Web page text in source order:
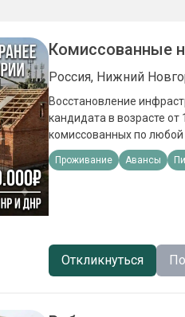
Комиссованные
Россия, Нижний
Восстановление инфраструктуры в Луганске. -
кандидата в возрасте
комиссованных по любой категории! 💰 Финансовое
(подъёмные) 3 100 000₽. - Ежемесячное довольствие от 210 000 до 500 000 ₽. - Бесплатное
проживание, питание и
Проживание Авансы
Откликнуться